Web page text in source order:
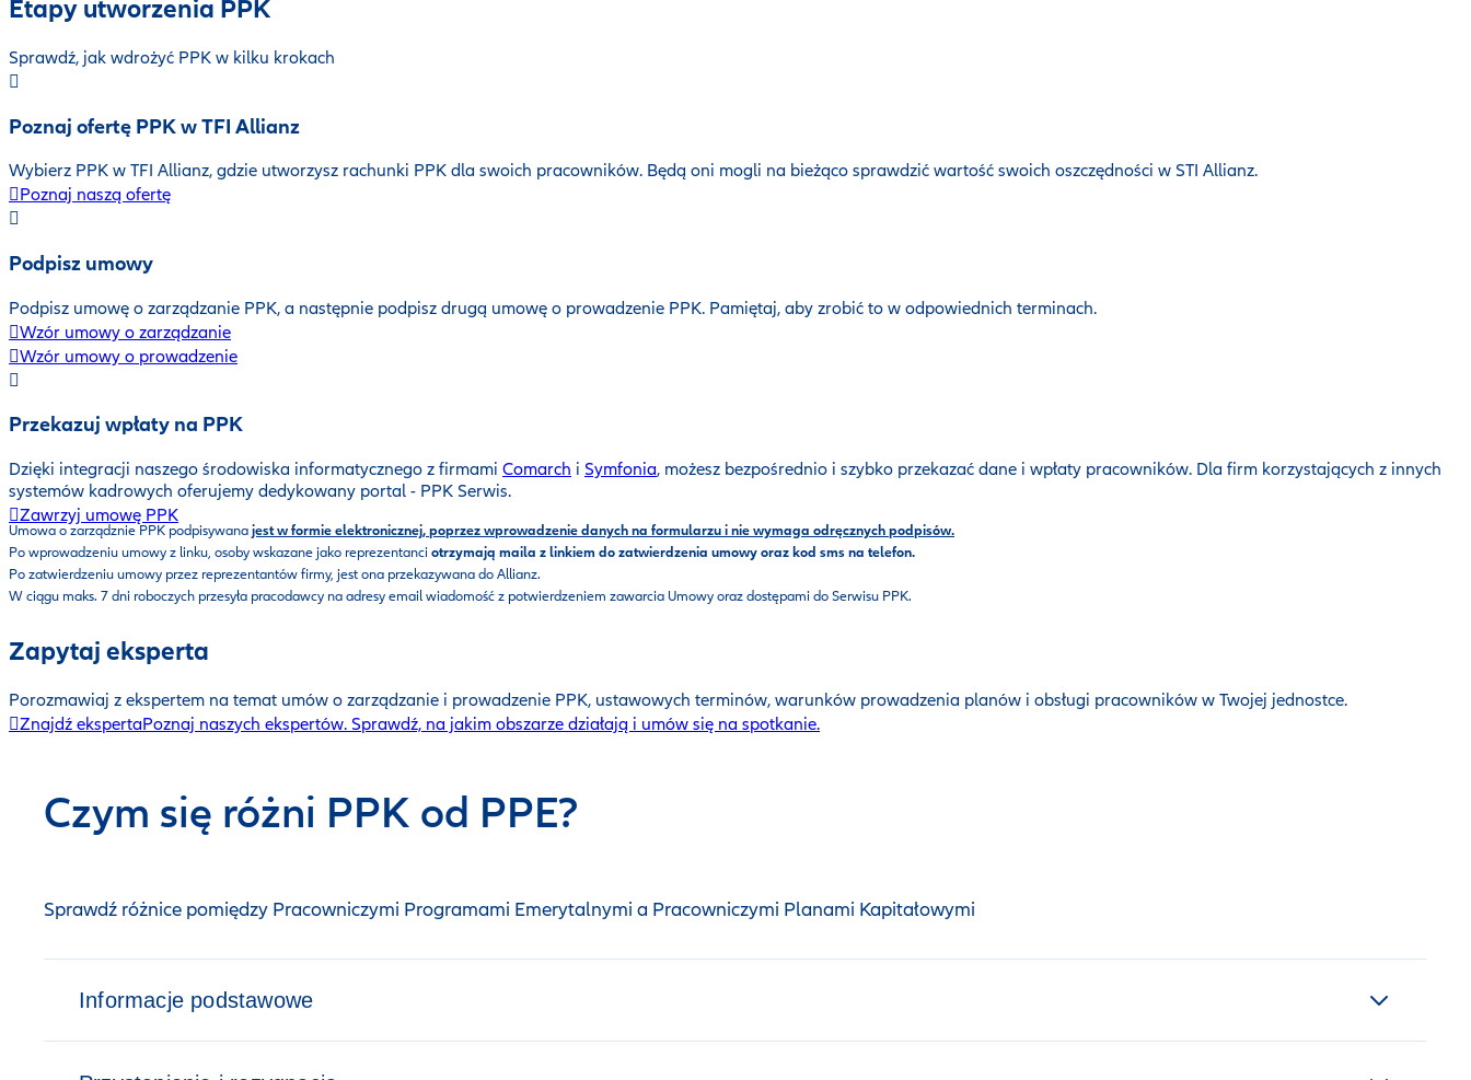
Etapy utworzenia PPK
Sprawdź, jak wdrożyć PPK w kilku krokach
Poznaj ofertę PPK w TFI Allianz
Wybierz PPK w TFI Allianz, gdzie utworzysz rachunki PPK dla swoich pracowników. Będą oni mogli na bieżąco sprawdzić wartość swoich oszczędności w STI Allianz.
Poznaj naszą ofertę
Podpisz umowy
Podpisz umowę o zarządzanie PPK, a następnie podpisz drugą umowę o prowadzenie PPK. Pamiętaj, aby zrobić to w odpowiednich terminach.
Wzór umowy o zarządzanie
Wzór umowy o prowadzenie
Przekazuj wpłaty na PPK
Dzięki integracji naszego środowiska informatycznego z firmami Comarch i Symfonia, możesz bezpośrednio i szybko przekazać dane i wpłaty pracowników. Dla firm korzystających z innych
systemów kadrowych oferujemy dedykowany portal - PPK Serwis.
Zawrzyj umowę PPK
Umowa o zarządznie PPK podpisywanajest w formie elektronicznej, poprzez wprowadzenie danych na formularzu i nie wymaga odręcznych podpisów.
Po wprowadzeniu umowy z linku, osoby wskazane jako reprezentanci otrzymają maila z linkiem do zatwierdzenia umowy oraz kod sms na telefon.
Po zatwierdzeniu umowy przez reprezentantów firmy, jest ona przekazywana do Allianz.
W ciągu maks. 7 dni roboczych przesyła pracodawcy na adresy email wiadomość z potwierdzeniem zawarcia Umowy oraz dostępami do Serwisu PPK.
Zapytaj eksperta
Porozmawiaj z ekspertem na temat umów o zarządzanie i prowadzenie PPK, ustawowych terminów, warunków prowadzenia planów i obsługi pracowników w Twojej jednostce.
Znajdź ekspertaPoznaj naszych ekspertów. Sprawdź, na jakim obszarze działają i umów się na spotkanie.
Czym się różni PPK od PPE?
Sprawdź różnice pomiędzy Pracowniczymi Programami Emerytalnymi a Pracowniczymi Planami Kapitałowymi
Informacje podstawowe